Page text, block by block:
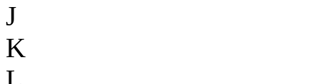
J
K